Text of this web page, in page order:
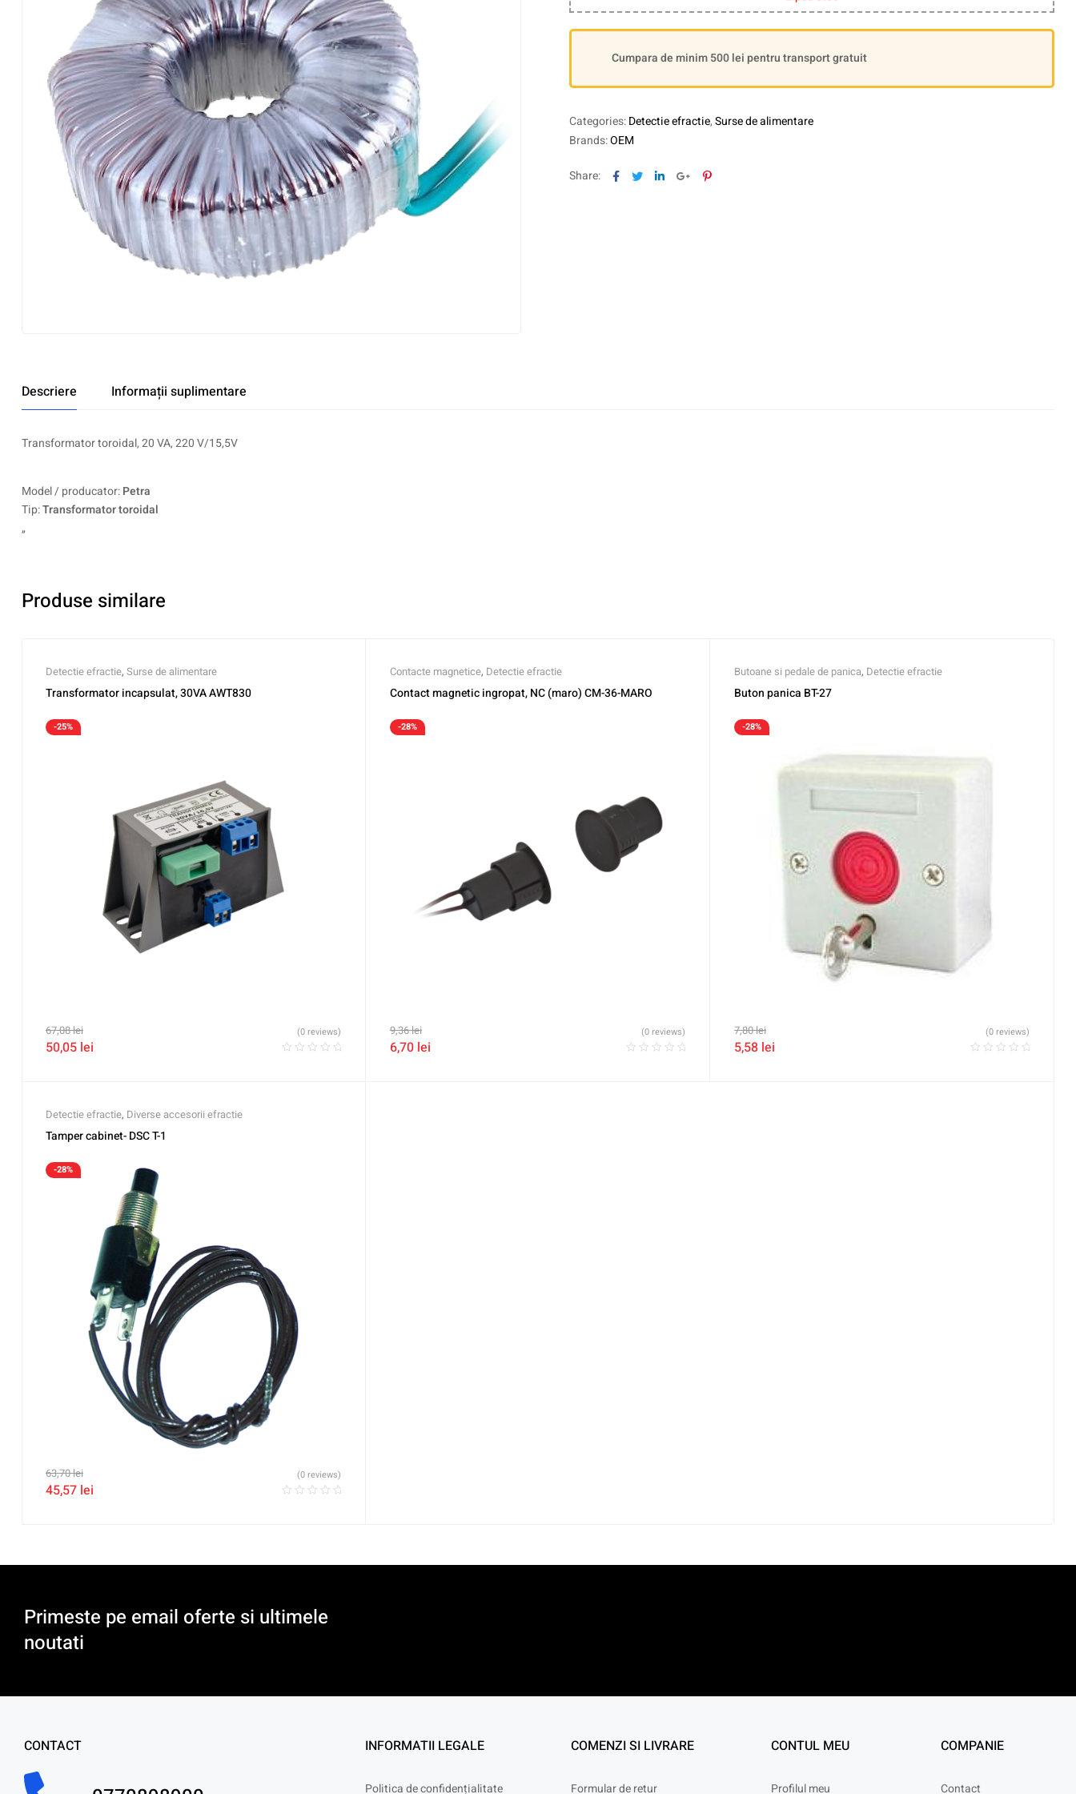
Cumpara de minim 500 lei pentru transport gratuit
Categories:Detectie efractie,Surse de alimentare
Brands:OEM
Share: Facebook
TwitterLinkedinGoogle+Pinterest
Descriere Informații suplimentare
Transformator toroidal, 20 VA, 220 V/15,5V
Model / producator:Petra
Tip:Transformator toroidal
„
Produse similare
Detectie efractie, Surse de alimentare
Transformator incapsulat, 30VA AWT830
-25%
67,08lei
50,05 lei
(0 reviews)
Contacte magnetice, Detectie efractie
Contact magnetic ingropat, NC (maro) CM-36-MARO
-28%
9,36lei
6,70 lei
(0 reviews)
Butoane si pedale de panica, Detectie efractie
Buton panica BT-27
-28%
7,80lei
5,58 lei
(0 reviews)
Detectie efractie, Diverse accesorii efractie
Tamper cabinet- DSC T-1
-28%
63,70lei
45,57 lei
(0 reviews)
Primeste pe email oferte si ultimele
noutati
CONTACT INFORMATII LEGALE
Politica de confidențialitate
COMENZI SI LIVRARE
Formular de retur
CONTUL MEU
Profilul meu
COMPANIE
Contact